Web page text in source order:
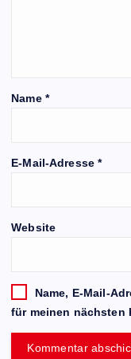
Name *
E-Mail-Adresse*
Website
Name, E-Mail-
für meinen nächsten